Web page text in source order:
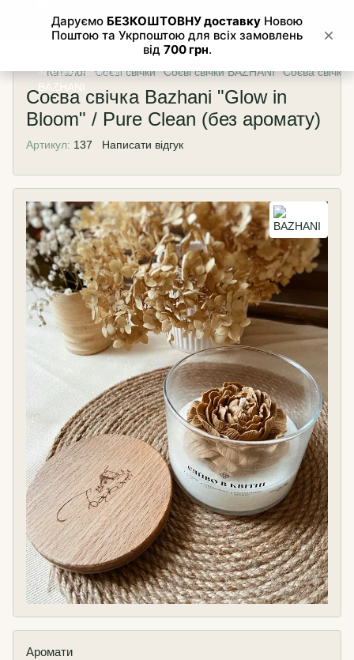
Каталог Соєві свічки Соєві свічки BAZHANI Соєва
Соєва свічка Bazhani "Glow in
Bloom" / Pure Clean (без аромату)
Артикул: 137 Написати відгук
Аромати